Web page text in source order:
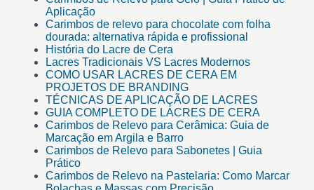
Aplicação
Carimbos de relevo para chocolate com folha
dourada: alternativa rápida e profissional
História do Lacre de Cera
Lacres Tradicionais VS Lacres Modernos
COMO USAR LACRES DE CERA EM
PROJETOS DE BRANDING
TÉCNICAS DE APLICAÇÃO DE LACRES
GUIA COMPLETO DE LACRES DE CERA
Carimbos de Relevo para Cerâmica: Guia de
Marcação em Argila e Barro
Carimbos de Relevo para Sabonetes | Guia
Prático
Carimbos de Relevo na Pastelaria: Como Marcar